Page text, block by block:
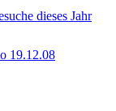
dieses Jahr
19.12.08